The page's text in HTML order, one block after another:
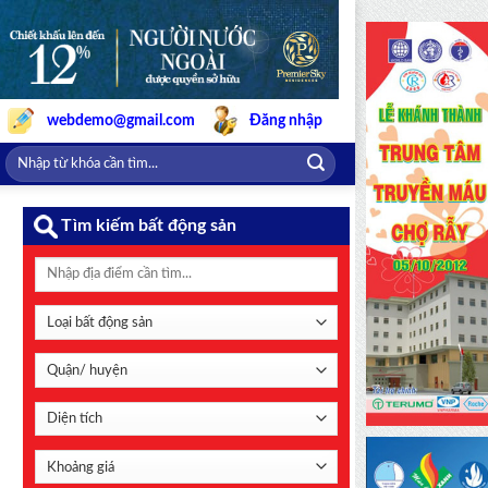
webdemo@gmail.com Đăng nhập
Tìm kiếm bất động sản